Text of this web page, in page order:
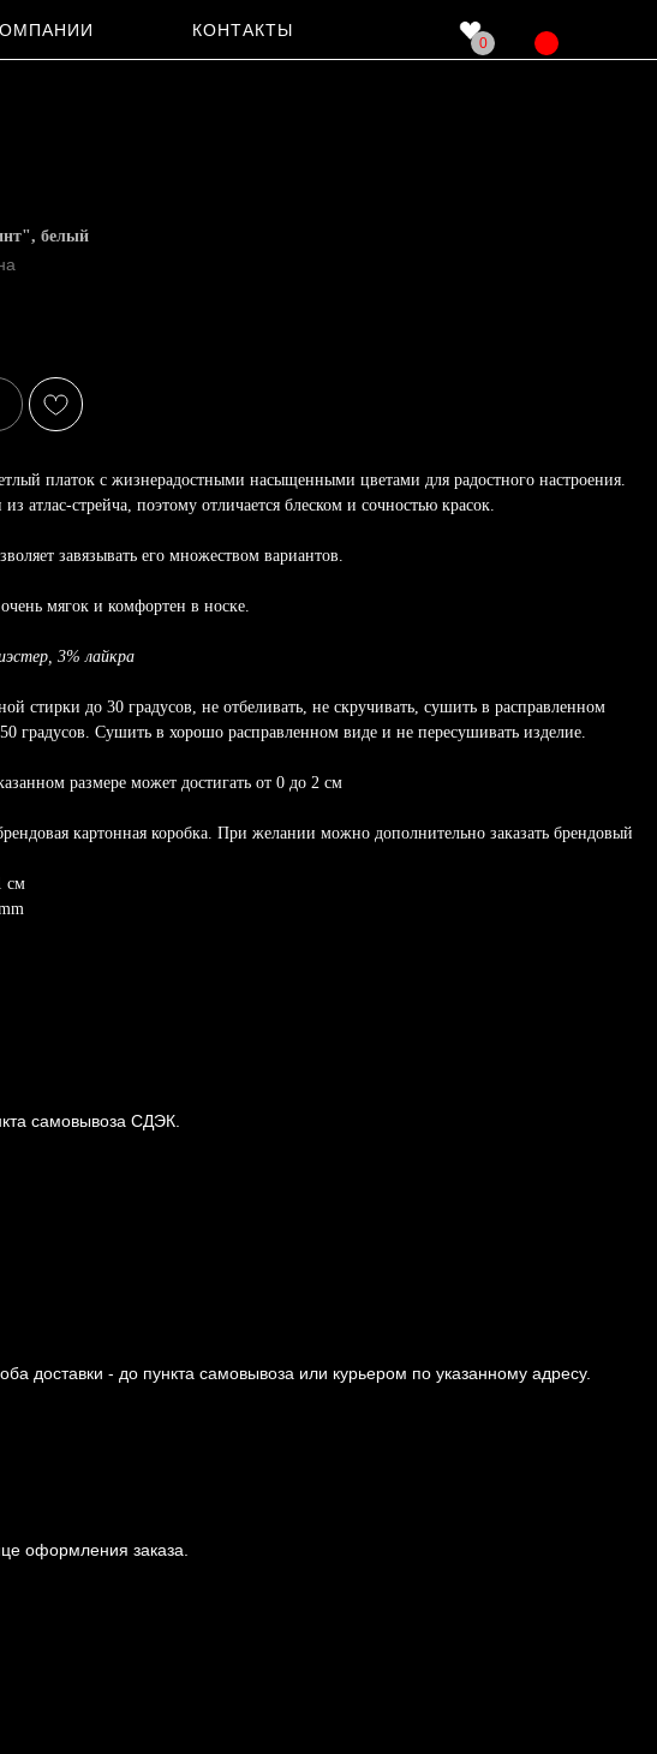
КОНТАКТЫ
0
белый
платок с жизнерадостными насыщенными цветами для радостного настроения.
атлас-стрейча, поэтому отличается блеском и сочностью красок.
завязывать его множеством вариантов.
мягок и комфортен в носке.
3% лайкра
стирки до 30 градусов, не отбеливать, не скручивать, сушить в расправленном
градусов. Сушить в хорошо расправленном виде и не пересушивать изделие.
размере может достигать от 0 до 2 см
картонная коробка. При желании можно дополнительно заказать брендовый
см
самовывоза СДЭК.
доставки - до пункта самовывоза или курьером по указанному адресу.
оформления заказа.